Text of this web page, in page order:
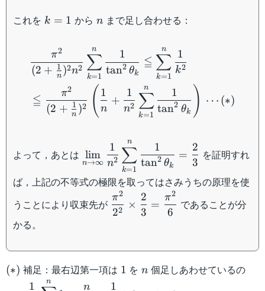
これを k=1
k = 1 から n
nまで足し合わせる：
(2 + n
1 )2n2
π2
k=1
∑
n
tan2 θk
1
≦
k=1
∑
n
k2
1
≦ (2 + n
1 )2
π2 ( n
1
+
n2
1
k=1
∑
n
tan2 θk
1 ) ⋯ (∗)
よって，あとは {n^2}\sum_{k=1}^n\dfrac{1}
{\tan^2\theta_k}=\dfrac{2}{3}
n→∞
lim
n2
1
k=1
∑
n
tan2 θk
1
=
3
2
を証明すれ
ば，上記の不等式の極限を取ってはさみうちの原理を使
うことにより収束先が \dfrac{\pi^2}
{2^2}\times\dfrac{2}
22
π2
×
3
2
=
6
π2
であることが分
かる。
(\ast)
(∗) 補足：最右辺第一項は 1
1 をn
n 個足しあわせているの
\dfrac{1}
1 n
n 1